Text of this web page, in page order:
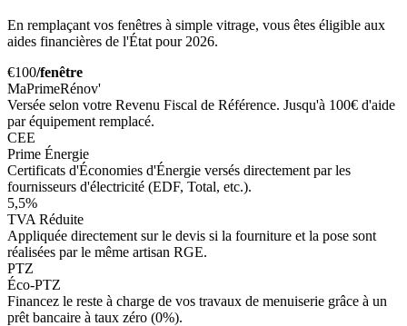
En remplaçant vos fenêtres à simple vitrage, vous êtes éligible aux
aides financières de l'État pour 2026.
€100/fenêtre
MaPrimeRénov'
Versée selon votre Revenu Fiscal de Référence. Jusqu'à 100€ d'aide
par équipement remplacé.
CEE
Prime Énergie
Certificats d'Économies d'Énergie versés directement par les
fournisseurs d'électricité (EDF, Total, etc.).
5,5%
TVA Réduite
Appliquée directement sur le devis si la fourniture et la pose sont
réalisées par le même artisan RGE.
PTZ
Éco-PTZ
Financez le reste à charge de vos travaux de menuiserie grâce à un
prêt bancaire à taux zéro (0%).